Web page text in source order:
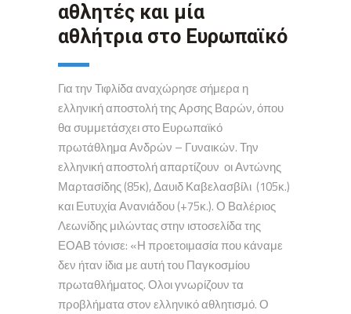
αθλητές και μία
αθλήτρια στο Ευρωπαϊκό
Για την Τιφλίδα αναχώρησε σήμερα η
ελληνική αποστολή της Αρσης Βαρών, όπου
θα συμμετάσχει στο Ευρωπαϊκό
πρωτάθλημα Ανδρών – Γυναικών. Την
ελληνική αποστολή απαρτίζουν οι Αντώνης
Μαρτασίδης (85κ), Δαυιδ Καβελασβίλι (105κ.)
και Ευτυχία Ανανιάδου (+75κ.). Ο Βαλέριος
Λεωνίδης μιλώντας στην ιστοσελίδα της
ΕΟΑΒ τόνισε: «Η προετοιμασία που κάναμε
δεν ήταν ίδια με αυτή του Παγκοσμίου
πρωταθλήματος. Ολοι γνωρίζουν τα
προβλήματα στον ελληνικό αθλητισμό. Ο